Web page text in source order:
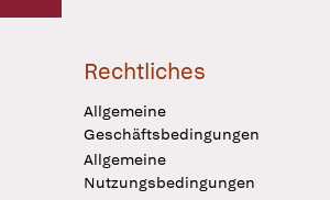
Rechtliches
Allgemeine
Geschäftsbedingungen
Allgemeine
Nutzungsbedingungen